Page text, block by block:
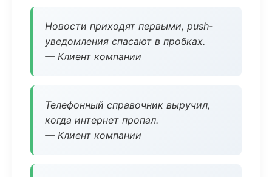
Новости приходят первыми, push-
уведомления спасают в пробках.
— Клиент компании
Телефонный справочник выручил,
когда интернет пропал.
— Клиент компании